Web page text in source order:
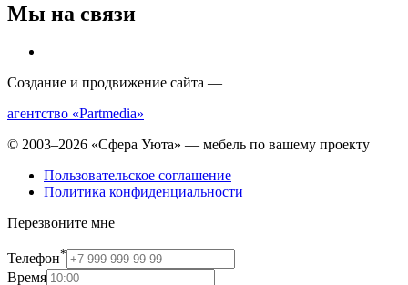
Мы на связи
Создание и продвижение сайта —
агентство «Partmedia»
© 2003–2026 «Сфера Уюта» — мебель по вашему проекту
Пользовательское соглашение
Политика конфиденциальности
Перезвоните мне
Телефон*
Время